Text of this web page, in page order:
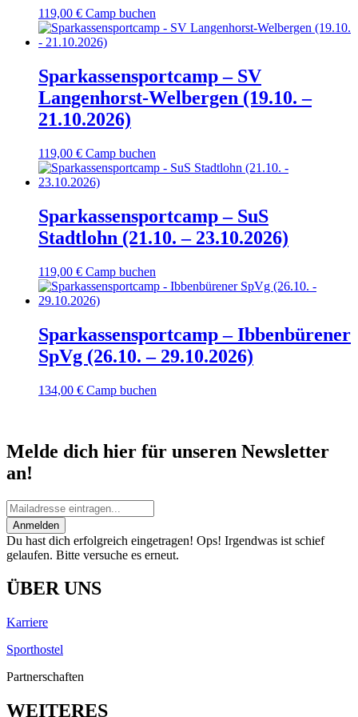
119,00 € Camp buchen
Sparkassensportcamp – SV
Langenhorst-Welbergen (19.10. –
21.10.2026)
119,00 € Camp buchen
Sparkassensportcamp – SuS
Stadtlohn (21.10. – 23.10.2026)
119,00 € Camp buchen
Sparkassensportcamp – Ibbenbürener
SpVg (26.10. – 29.10.2026)
134,00 € Camp buchen
Melde dich hier für unseren Newsletter
an!
Anmelden
Du hast dich erfolgreich eingetragen! Ops! Irgendwas ist schief
gelaufen. Bitte versuche es erneut.
ÜBER UNS
Karriere
Sporthostel
Partnerschaften
WEITERES